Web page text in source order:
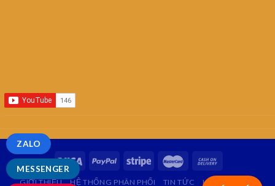
GIỚI THIỆU HỆ THỐNG PHÂN PHỐI TIN TỨC LIÊN HỆ
MESSENGER
ZALO